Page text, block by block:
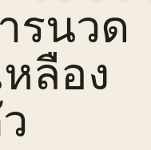
รนวด
ลือง